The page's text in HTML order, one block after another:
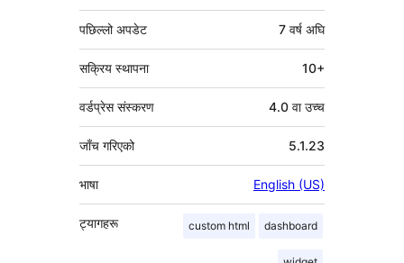
पछिल्लो अपडेट 7 वर्ष अघि
सक्रिय स्थापना 10+
वर्डप्रेस संस्करण 4.0 वा उच्च
जाँच गरिएको 5.1.23
भाषा English (US)
ट्यागहरू custom html dashboard